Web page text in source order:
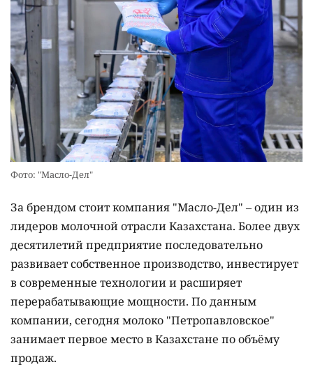
Фото: "Масло-Дел"
За брендом стоит компания "Масло-Дел" – один из
лидеров молочной отрасли Казахстана. Более двух
десятилетий предприятие последовательно
развивает собственное производство, инвестирует
в современные технологии и расширяет
перерабатывающие мощности. По данным
компании, сегодня молоко "Петропавловское"
занимает первое место в Казахстане по объёму
продаж.